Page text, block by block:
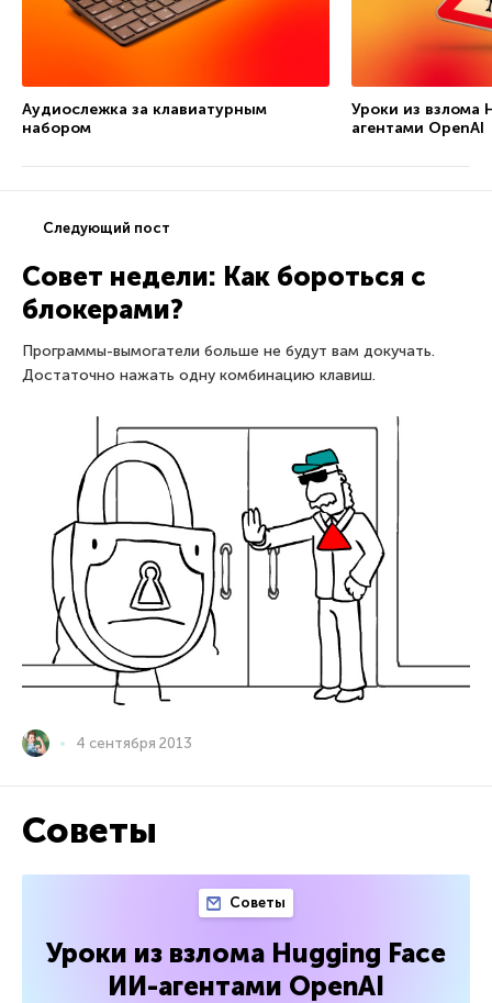
Аудиослежка за клавиатурным
набором
Уроки из взлома
агентами OpenAI
Следующий пост
Совет недели: Как бороться с
блокерами?
Программы-вымогатели больше не будут вам докучать.
Достаточно нажать одну комбинацию клавиш.
4 сентября 2013
Советы
Советы
Уроки из взлома Hugging Face
ИИ-агентами OpenAI